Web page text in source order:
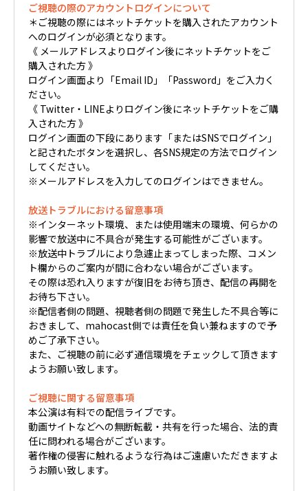
ご視聴の際のアカウントログインについて
＊ご視聴の際にはネットチケットを購入されたアカウント
へのログインが必須となります。
《 メールアドレスよりログイン後にネットチケットをご
購入された方 》
ログイン画面より「Email ID」「Password」をご入力く
ださい。
《 Twitter・LINEよりログイン後にネットチケットをご購
入された方 》
ログイン画面の下段にあります「またはSNSでログイン」
と記されたボタンを選択し、各SNS規定の方法でログイン
してください。
※メールアドレスを入力してのログインはできません。
放送トラブルにおける留意事項
※インターネット環境、または使用端末の環境、何らかの
影響で放送中に不具合が発生する可能性がございます。
※放送中トラブルにより急遽止まってしまった際、コメン
ト欄からのご案内が間に合わない場合がございます。
その際は恐れ入りますが復旧をお待ち頂き、配信の再開を
お待ち下さい。
※配信者側の問題、視聴者側の問題で発生した不具合等に
おきまして、mahocast側では責任を負い兼ねますので予
めご了承下さい。
また、ご視聴の前に必ず通信環境をチェックして頂きます
ようお願い致します。
ご視聴に関する留意事項
本公演は有料での配信ライブです。
動画サイトなどへの無断転載・共有を行った場合、法的責
任に問われる場合がございます。
著作権の侵害に触れるような行為はご遠慮いただきますよ
うお願い致します。